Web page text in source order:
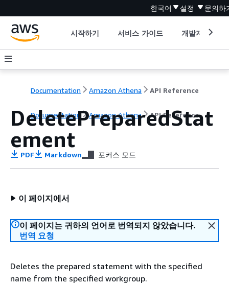
한국어 설정 문의하
시작하기 서비스 가이드 개발자 도구
Documentation Amazon Athena API Reference
Documentation Amazon Athena API Reference
DeletePreparedStat
ement
PDF Markdown 포커스 모드
이 페이지에서
이 페이지는 귀하의 언어로 번역되지 않았습니다.
번역 요청
Deletes the prepared statement with the specified
name from the specified workgroup.